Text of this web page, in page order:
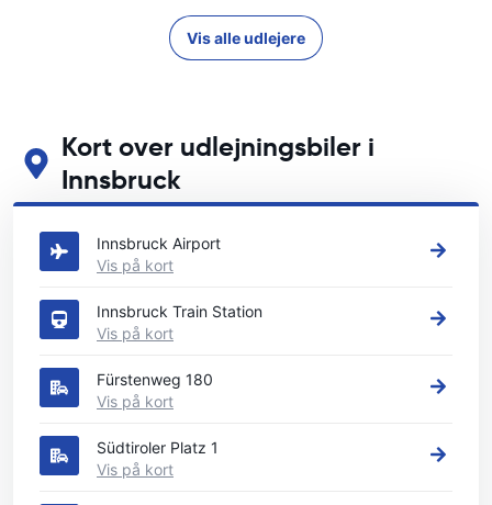
Vis alle udlejere
Kort over udlejningsbiler i
Innsbruck
Se vores vigtigste biludlejningssteder i Innsbruck
Innsbruck Airport
Vis på kort
Innsbruck Train Station
Vis på kort
Fürstenweg 180
Vis på kort
Südtiroler Platz 1
Vis på kort